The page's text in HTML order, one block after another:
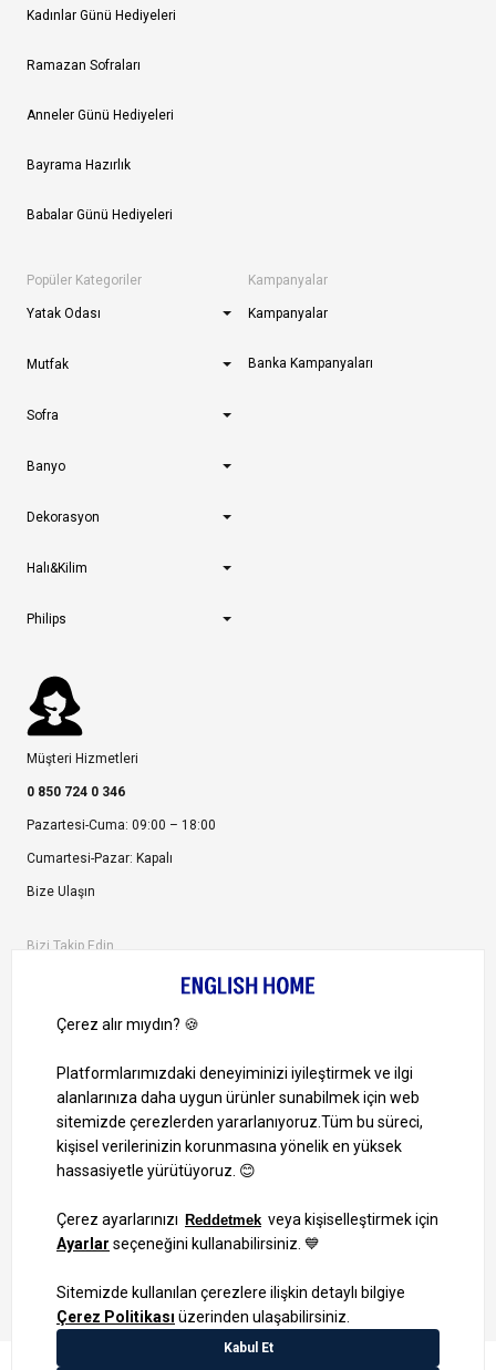
Kadınlar Günü Hediyeleri
Ramazan Sofraları
Anneler Günü Hediyeleri
Bayrama Hazırlık
Babalar Günü Hediyeleri
Popüler Kategoriler
Yatak Odası
Mutfak
Sofra
Banyo
Dekorasyon
Halı&Kilim
Philips
Kampanyalar
Kampanyalar
Banka Kampanyaları
Müşteri Hizmetleri
0 850 724 0 346
Pazartesi-Cuma: 09:00 – 18:00
Cumartesi-Pazar: Kapalı
Bize Ulaşın
Bizi Takip Edin
1000 TL ve Üzeri Alışverişlerinizde Kargo Bedava!
Bilgi Toplum Hizmetleri
KVKK Veri İşleme Politikamız
Site Haritası